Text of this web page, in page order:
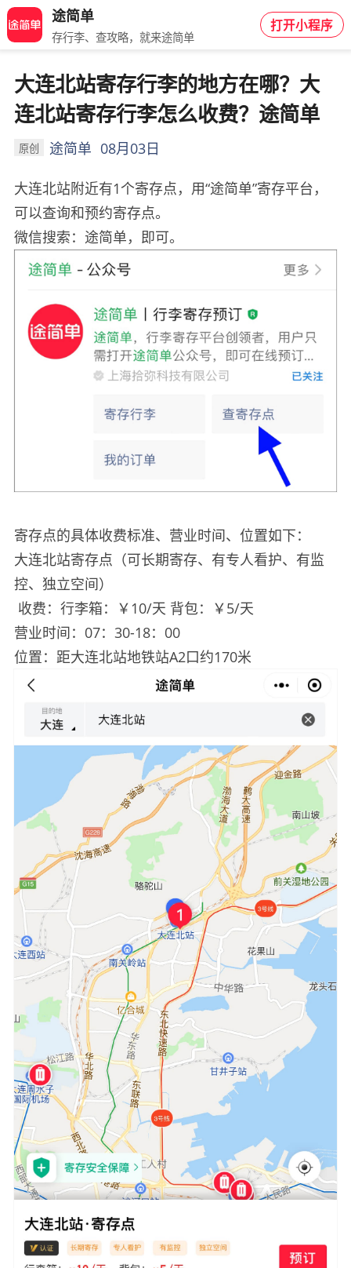
途简单
存行李、查攻略，就来途简单
打开小程序
大连北站寄存行李的地方在哪？大
连北站寄存行李怎么收费？途简单
原创 途简单 08月03日
大连北站附近有1个寄存点，用“途简单”寄存平台，
可以查询和预约寄存点。
微信搜索：途简单，即可。
寄存点的具体收费标准、营业时间、位置如下：
大连北站寄存点（可长期寄存、有专人看护、有监
控、独立空间）
收费：行李箱：￥10/天 背包：￥5/天
营业时间：07：30-18：00
位置：距大连北站地铁站A2口约170米